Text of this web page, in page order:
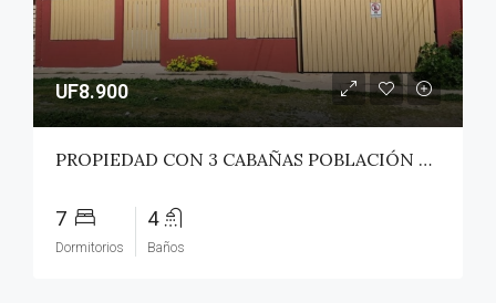
UF8.900
PROPIEDAD CON 3 CABAÑAS POBLACIÓN ROSS – PICHILEMU
7
Dormitorios
4
Baños